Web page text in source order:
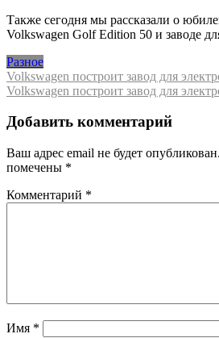
Также сегодня мы рассказали о
Volkswagen Golf Edition 50 и заводе
Разное
Навигация
по
записям
Volkswagen построит завод для
Volkswagen построит завод для
Добавить комментарий
Ваш адрес email не будет опубликован.
помечены *
Комментарий *
Имя *